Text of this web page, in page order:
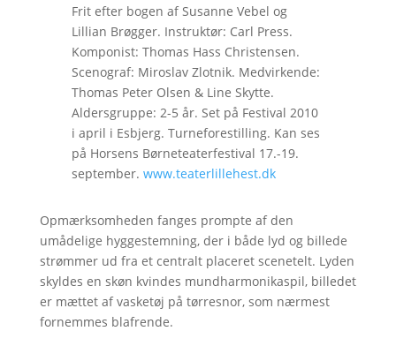
Frit efter bogen af Susanne Vebel og
Lillian Brøgger. Instruktør: Carl Press.
Komponist: Thomas Hass Christensen.
Scenograf: Miroslav Zlotnik. Medvirkende:
Thomas Peter Olsen & Line Skytte.
Aldersgruppe: 2-5 år. Set på Festival 2010
i april i Esbjerg. Turneforestilling. Kan ses
på Horsens Børneteaterfestival 17.-19.
september. www.teaterlillehest.dk
Opmærksomheden fanges prompte af den
umådelige hyggestemning, der i både lyd og billede
strømmer ud fra et centralt placeret scenetelt. Lyden
skyldes en skøn kvindes mundharmonikaspil, billedet
er mættet af vasketøj på tørresnor, som nærmest
fornemmes blafrende.